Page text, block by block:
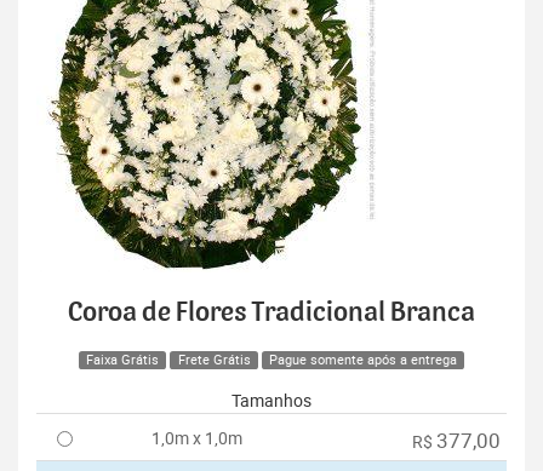
Coroa de Flores Tradicional Branca
Faixa Grátis Frete Grátis Pague somente após a entrega
Tamanhos
1,0m x 1,0m
R$ 377,00